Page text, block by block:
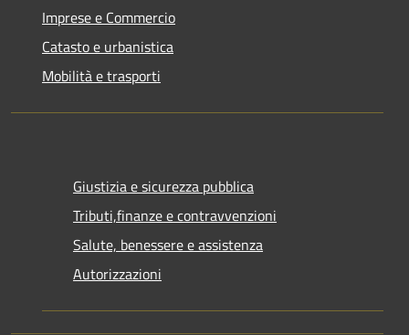
Imprese e Commercio
Catasto e urbanistica
Mobilità e trasporti
Giustizia e sicurezza pubblica
Tributi,finanze e contravvenzioni
Salute, benessere e assistenza
Autorizzazioni